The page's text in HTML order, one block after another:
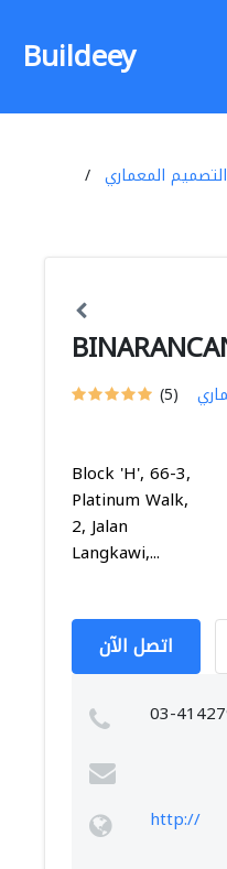
Buildeey
التصميم المعماري
(5)
Block 'H', 66-3,
Platinum Walk,
2, Jalan
Langkawi,...
اتصل الآن
03-
http://